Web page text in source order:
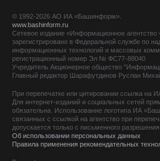
© 1992-2026 АО ИА «Башинформ».
www.bashinform.ru
Сетевое издание «Информационное
зарегистрировано в Федеральной службе по
информационных технологий и массовых
регистрационный номер Эл № ФС77-88040
Учредитель Акционерное общество
Главный редактор Шарафутдинов Руслан
При перепечатке или цитировании ссылка на
Для интернет-изданий и социальных сетей
обязательна. Использование логотипа ИА
связанных с ссылкой на агентство при
допускается только с письменного
Об использовании персональных данных
Правила применения рекомендательных